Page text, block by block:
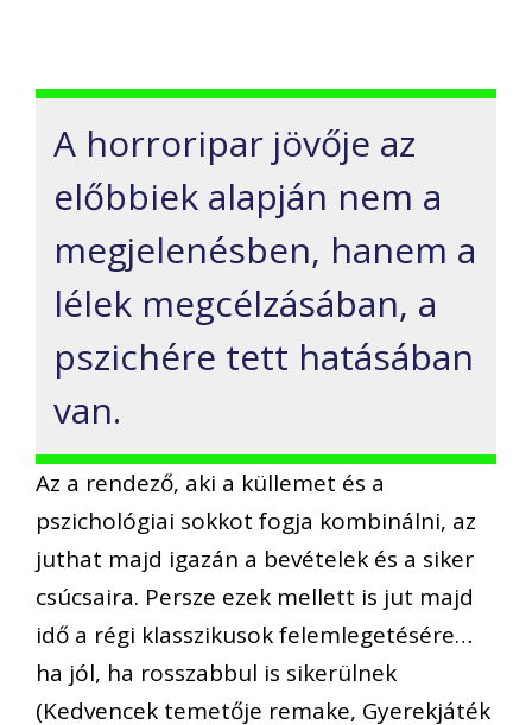
A horroripar jövője az
előbbiek alapján nem a
megjelenésben, hanem a
lélek megcélzásában, a
pszichére tett hatásában
van.
Az a rendező, aki a küllemet és a
pszichológiai sokkot fogja kombinálni, az
juthat majd igazán a bevételek és a siker
csúcsaira. Persze ezek mellett is jut majd
idő a régi klasszikusok felemlegetésére…
ha jól, ha rosszabbul is sikerülnek
(Kedvencek temetője remake, Gyerekjáték